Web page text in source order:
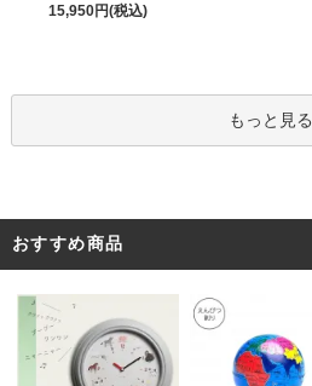
15,950円(税込)
もっと見る
おすすめ商品